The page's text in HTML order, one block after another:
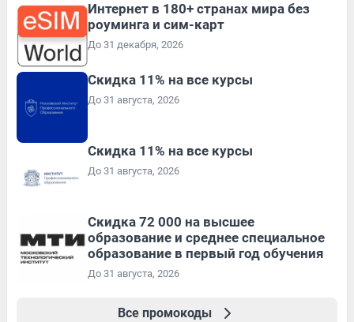
Интернет в 180+ странах мира без
роуминга и сим-карт
До 31 декабря, 2026
Скидка 11% на все курсы
До 31 августа, 2026
Скидка 11% на все курсы
До 31 августа, 2026
Скидка 72 000 на высшее
образование и среднее специальное
образование в первый год обучения
До 31 августа, 2026
Все промокоды